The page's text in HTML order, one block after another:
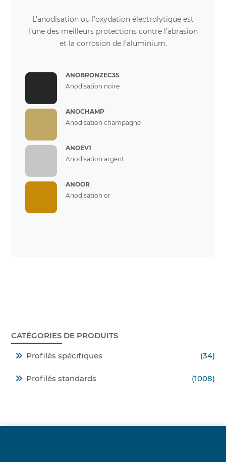
L’anodisation ou l’oxydation électrolytique est
l’une des meilleurs protections contre l’abrasion
et la corrosion de l’aluminium.
ANOBRONZEC35
Anodisation noire
ANOCHAMP
Anodisation champagne
ANOEV1
Anodisation argent
ANOOR
Anodisation or
CATÉGORIES DE PRODUITS
Profilés spécifiques (34)
Profilés standards (1008)